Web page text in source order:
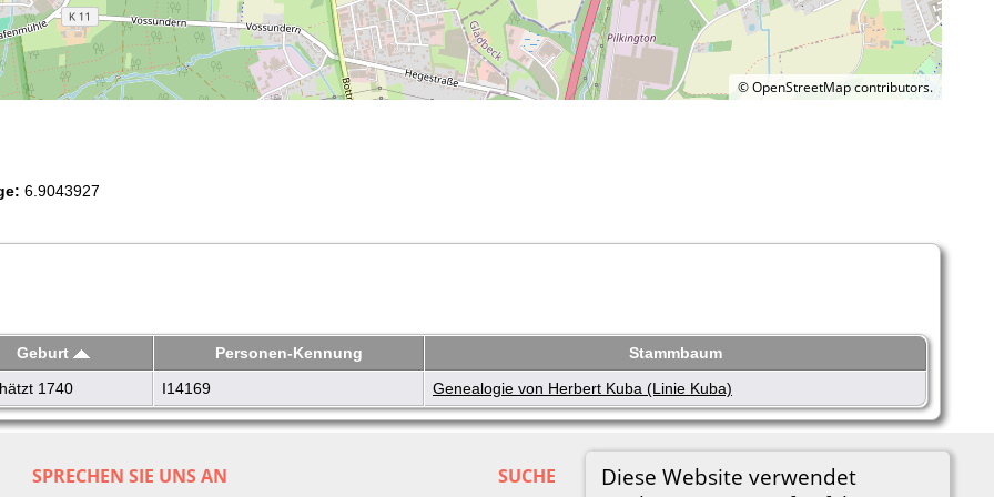
Diese Website verwendet
©OpenStreetMapcontributors.
6.9043927
Geburt Personen-Kennung
Stammbaum
1740
I14169 Genealogie von Herbert Kuba (Linie Kuba)
SPRECHEN SIE UNS AN SUCHE